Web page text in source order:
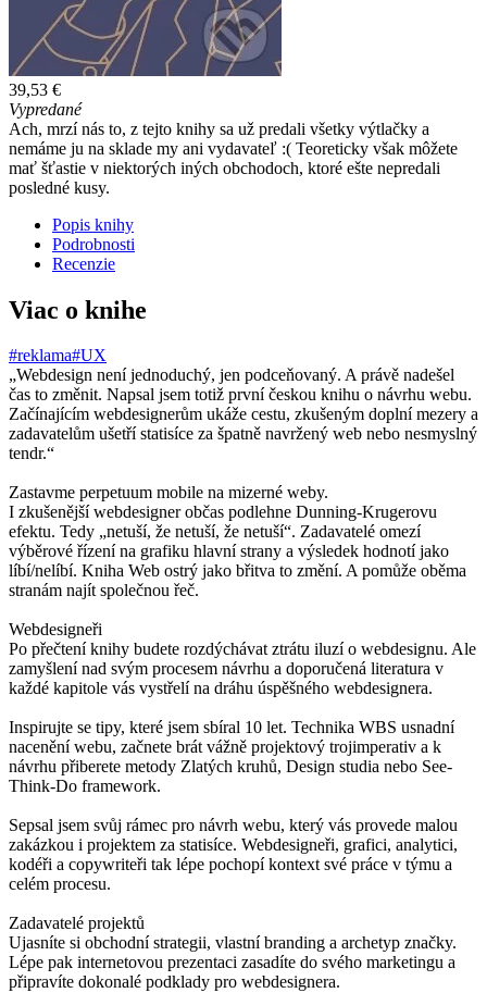
39,53 €
Vypredané
Ach, mrzí nás to, z tejto knihy sa už predali všetky výtlačky a
nemáme ju na sklade my ani vydavateľ :( Teoreticky však môžete
mať šťastie v niektorých iných obchodoch, ktoré ešte nepredali
posledné kusy.
Popis knihy
Podrobnosti
Recenzie
Viac o knihe
#reklama#UX
„Webdesign není jednoduchý, jen podceňovaný. A právě nadešel
čas to změnit. Napsal jsem totiž první českou knihu o návrhu webu.
Začínajícím webdesignerům ukáže cestu, zkušeným doplní mezery a
zadavatelům ušetří statisíce za špatně navržený web nebo nesmyslný
tendr.“
Zastavme perpetuum mobile na mizerné weby.
I zkušenější webdesigner občas podlehne Dunning-Krugerovu
efektu. Tedy „netuší, že netuší, že netuší“. Zadavatelé omezí
výběrové řízení na grafiku hlavní strany a výsledek hodnotí jako
líbí/nelíbí. Kniha Web ostrý jako břitva to změní. A pomůže oběma
stranám najít společnou řeč.
Webdesigneři
Po přečtení knihy budete rozdýchávat ztrátu iluzí o webdesignu. Ale
zamyšlení nad svým procesem návrhu a doporučená literatura v
každé kapitole vás vystřelí na dráhu úspěšného webdesignera.
Inspirujte se tipy, které jsem sbíral 10 let. Technika WBS usnadní
nacenění webu, začnete brát vážně projektový trojimperativ a k
návrhu přiberete metody Zlatých kruhů, Design studia nebo See-
Think-Do framework.
Sepsal jsem svůj rámec pro návrh webu, který vás provede malou
zakázkou i projektem za statisíce. Webdesigneři, grafici, analytici,
kodéři a copywriteři tak lépe pochopí kontext své práce v týmu a
celém procesu.
Zadavatelé projektů
Ujasníte si obchodní strategii, vlastní branding a archetyp značky.
Lépe pak internetovou prezentaci zasadíte do svého marketingu a
připravíte dokonalé podklady pro webdesignera.